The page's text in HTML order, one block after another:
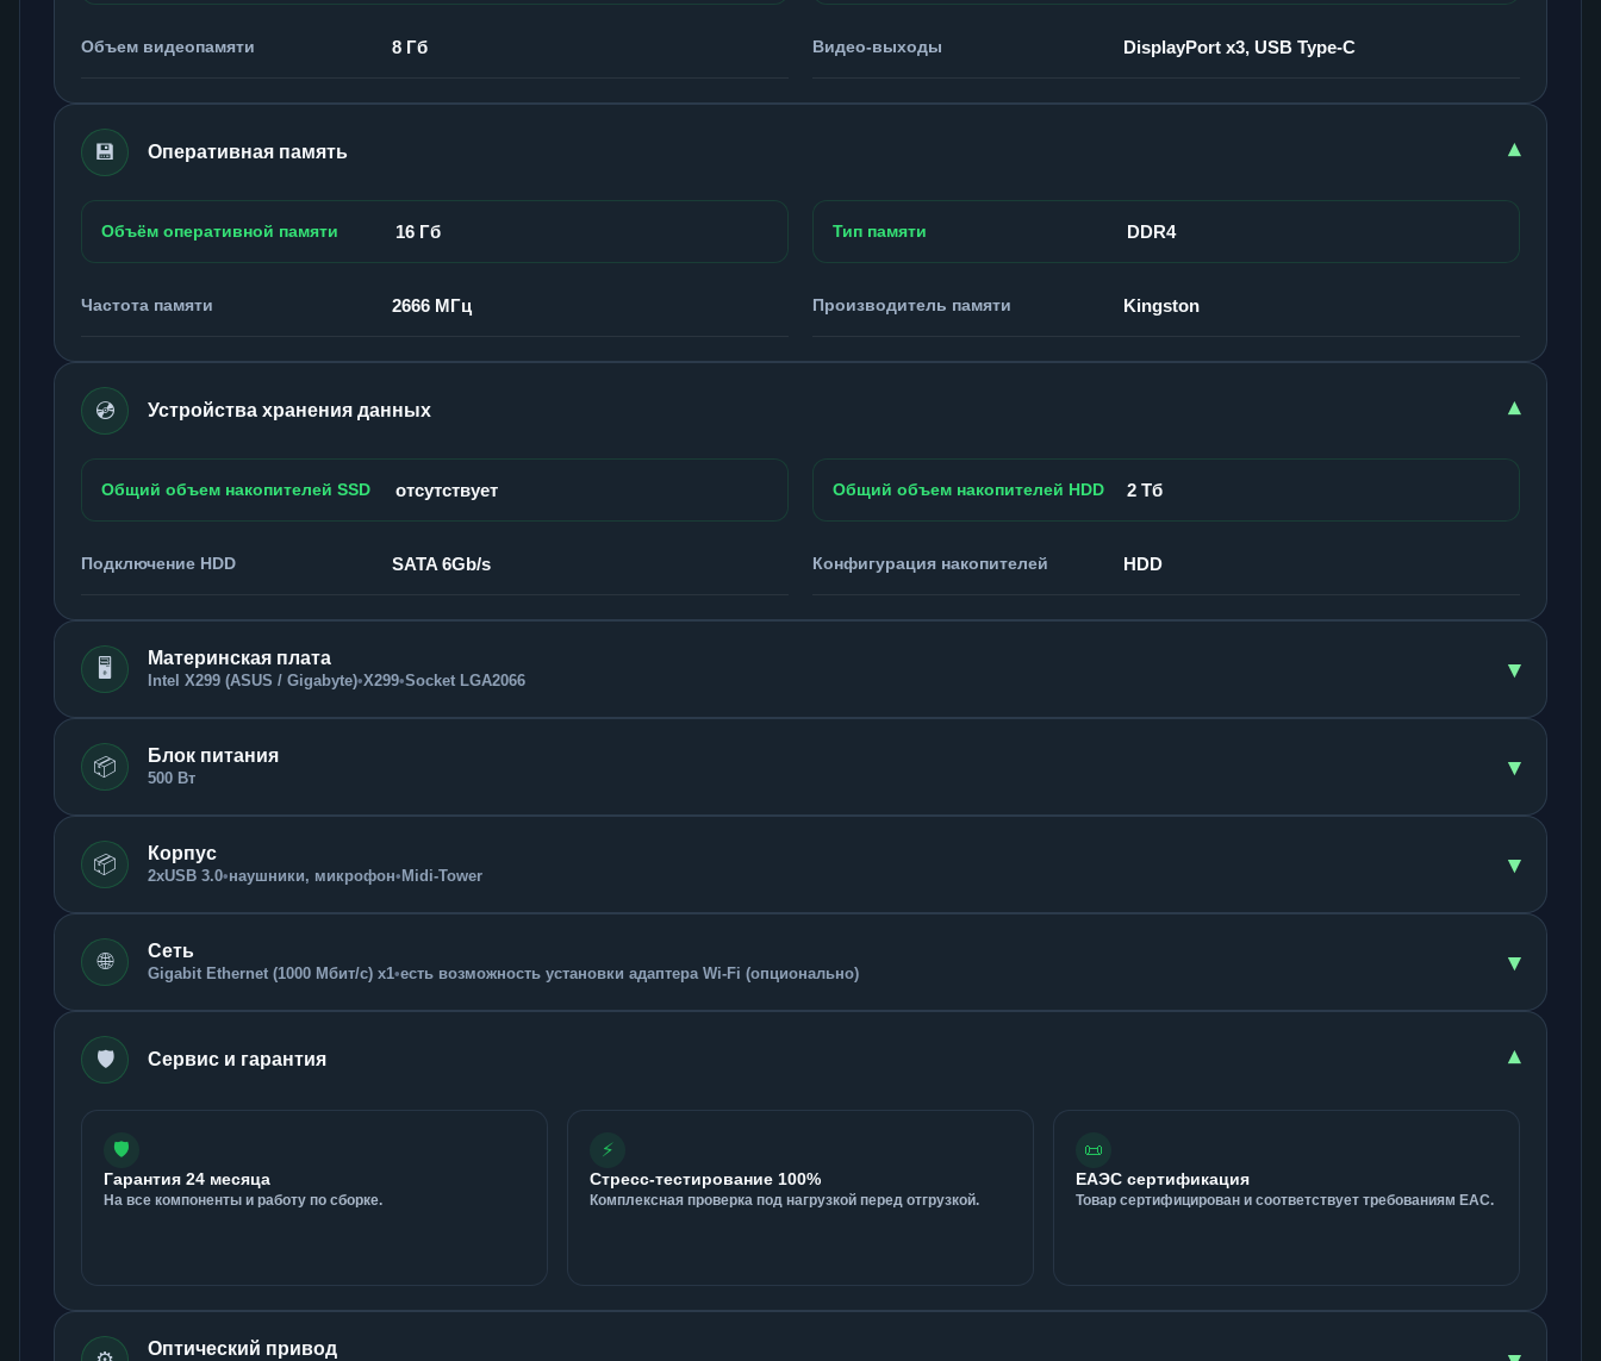
Объем видеопамяти 8 Гб Видео-выходы DisplayPort x3, USB Type-C
💾 Оперативная память ▾
Объём оперативной памяти 16 Гб Тип памяти DDR4
Частота памяти 2666 МГц Производитель памяти Kingston
💿 Устройства хранения данных ▾
Общий объем накопителей SSD отсутствует Общий объем накопителей HDD 2 Тб
Подключение HDD SATA 6Gb/s Конфигурация накопителей HDD
🖥️ Материнская плата
Intel X299 (ASUS / Gigabyte)•X299•Socket LGA2066 ▾
📦 Блок питания
500 Вт ▾
📦 Корпус
2xUSB 3.0•наушники, микрофон• Midi-Tower ▾
🌐 Сеть
Gigabit Ethernet (1000 Мбит/с) x1•есть возможность установки адаптера Wi-Fi (опционально) ▾
🛡️ Сервис и гарантия ▾
🛡️
Гарантия 24 месяца
На все компоненты и работу по сборке.
⚡
Стресс-тестирование 100%
Комплексная проверка под нагрузкой перед отгрузкой.
📜
ЕАЭС сертификация
Товар сертифицирован и соответствует требованиям ЕАС.
Оптический привод